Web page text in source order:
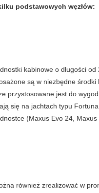
podstawowych węzłów:
kabinowe o długości od
są w niezbędne środki
przystosowane jest do
się na jachtach typu
(Maxus Evo 24,
również zrealizować w
Zapisz wybrane zgody